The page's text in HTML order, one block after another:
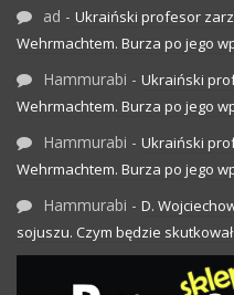
ad - Ukraiński profesor
Wehrmachtem. Burza po jego
Hammurabi - Ukraiński
Wehrmachtem. Burza po jego
Hammurabi - Ukraiński
Wehrmachtem. Burza po jego
Hammurabi - D.
sojuszu. Czym będzie